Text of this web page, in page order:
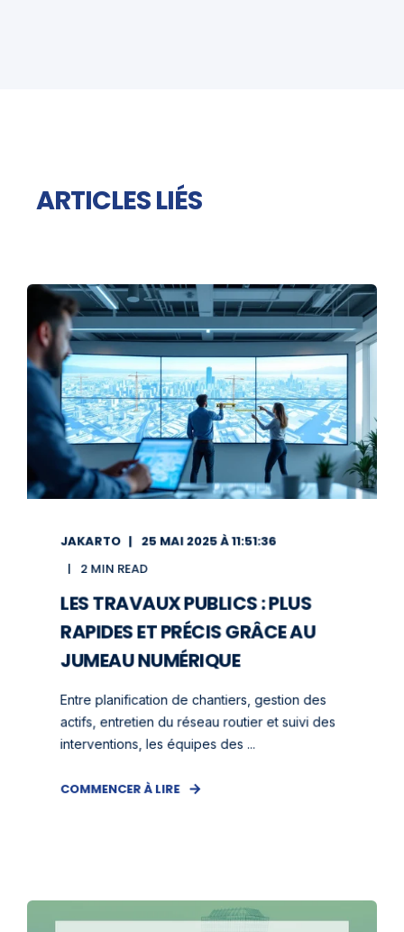
ARTICLES LIÉS
JAKARTO
25 MAI 2025 À 11:51:36
2 MIN READ
LES TRAVAUX PUBLICS : PLUS
RAPIDES ET PRÉCIS GRÂCE AU
JUMEAU NUMÉRIQUE
Entre planification de chantiers, gestion des
actifs, entretien du réseau routier et suivi des
interventions, les équipes des ...
COMMENCER À LIRE